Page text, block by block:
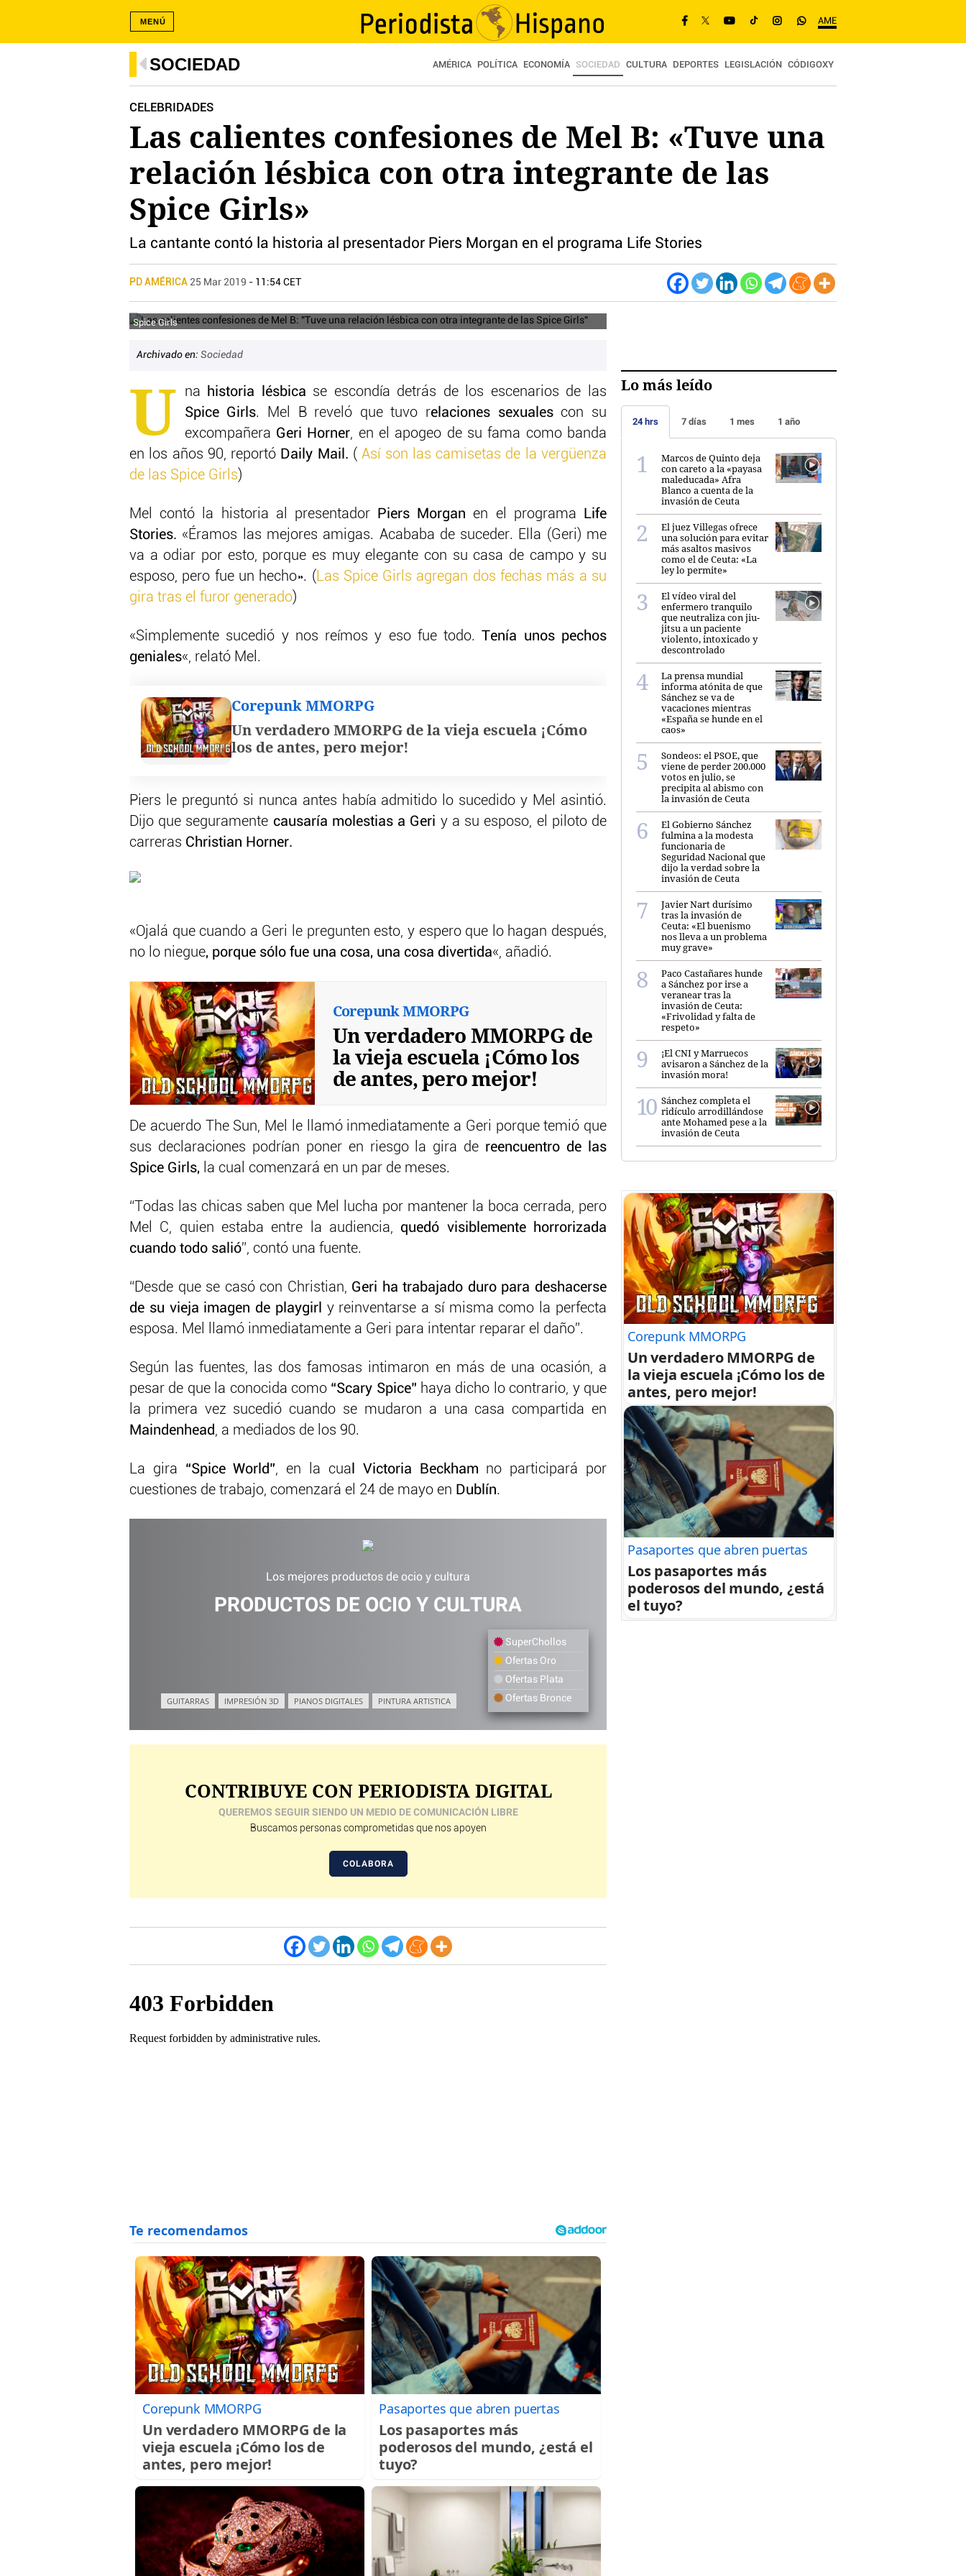
AME
MENÚ
SOCIEDAD AMÉRICA POLÍTICA ECONOMÍA SOCIEDAD CULTURA DEPORTES LEGISLACIÓN CÓDIGOXY
CELEBRIDADES
Las calientes confesiones de Mel B: «Tuve una
relación lésbica con otra integrante de las
Spice Girls»
La cantante contó la historia al presentador Piers Morgan en el programa Life Stories
PD AMÉRICA 25 Mar 2019 - 11:54 CET
Spice Girls
Archivado en: Sociedad
U na historia lésbica se escondía detrás de los escenarios de las
Spice Girls. Mel B reveló que tuvo relaciones sexuales con su
excompañera Geri Horner, en el apogeo de su fama como banda
en los años 90, reportó Daily Mail. (Así son las camisetas de la vergüenza
de las Spice Girls)
Mel contó la historia al presentador Piers Morgan en el programa
Life
Stories. «Éramos las mejores amigas. Acababa de suceder. Ella (Geri) me
va a odiar por esto, porque es muy elegante con su casa de campo y su
esposo, pero fue un hecho». ( Las Spice Girls agregan dos fechas más a su
gira tras el furor generado)
«Simplemente sucedió y nos reímos y eso fue todo. Tenía unos pechos
geniales«, relató Mel.
Corepunk MMORPG
Un verdadero MMORPG de la vieja escuela ¡Cómo
los de antes, pero mejor!
Piers le preguntó si nunca antes había admitido lo sucedido y Mel asintió.
Dijo que seguramente causaría molestias a Geri y a su esposo, el piloto de
carreras Christian Horner.
«Ojalá que cuando a Geri le pregunten esto, y espero que lo hagan después,
no lo niegue, porque sólo fue una cosa, una cosa divertida«, añadió.
Corepunk MMORPG
Un verdadero MMORPG de
la vieja escuela ¡Cómo los
de antes, pero mejor!
De acuerdo The Sun, Mel le llamó inmediatamente a Geri porque temió que
sus declaraciones podrían poner en riesgo la gira de reencuentro de las
Spice Girls, la cual comenzará en un par de meses.
“Todas las chicas saben que Mel lucha por mantener la boca cerrada, pero
Mel C, quien estaba entre la audiencia, quedó visiblemente horrorizada
cuando todo salió”, contó una fuente.
“Desde que se casó con Christian, Geri ha trabajado duro para deshacerse
de su vieja imagen de playgirl y reinventarse a sí misma como la perfecta
esposa. Mel llamó inmediatamente a Geri para intentar reparar el daño”.
Según las fuentes, las dos famosas intimaron en más de una ocasión, a
pesar de que la conocida como “Scary Spice” haya dicho lo contrario, y que
la primera vez sucedió cuando se mudaron a una casa compartida en
Maindenhead, a mediados de los 90.
La gira “Spice World”, en la cua l Victoria Beckham no participará por
cuestiones de trabajo, comenzará el 24 de mayo en Dublín.
Los mejores productos de ocio y cultura
PRODUCTOS DE OCIO Y CULTURA
GUITARRAS IMPRESIÓN 3D PIANOS DIGITALES PINTURA ARTISTICA
SuperChollos
Ofertas Oro
Ofertas Plata
Ofertas Bronce
CONTRIBUYE CON PERIODISTA DIGITAL
QUEREMOS SEGUIR SIENDO UN MEDIO DE COMUNICACIÓN LIBRE
Buscamos personas comprometidas que nos apoyen
COLABORA
Corepunk MMORPG
Un verdadero MMORPG de la
vieja escuela ¡Cómo los de
antes, pero mejor!
Pasaportes que abren puertas
Los pasaportes más
poderosos del mundo, ¿está el
tuyo?
Lo más leído
24 hrs 7 días 1 mes 1 año
Marcos de Quinto deja
con careto a la «payasa
maleducada» Afra
Blanco a cuenta de la
invasión de Ceuta
El juez Villegas ofrece
una solución para evitar
más asaltos masivos
como el de Ceuta: «La
ley lo permite»
El vídeo viral del
enfermero tranquilo
que neutraliza con jiu-
jitsu a un paciente
violento, intoxicado y
descontrolado
La prensa mundial
informa atónita de que
Sánchez se va de
vacaciones mientras
«España se hunde en el
caos»
Sondeos: el PSOE, que
viene de perder 200.000
votos en julio, se
precipita al abismo con
la invasión de Ceuta
El Gobierno Sánchez
fulmina a la modesta
funcionaria de
Seguridad Nacional que
dijo la verdad sobre la
invasión de Ceuta
Javier Nart durísimo
tras la invasión de
Ceuta: «El buenismo
nos lleva a un problema
muy grave»
Paco Castañares hunde
a Sánchez por irse a
veranear tras la
invasión de Ceuta:
«Frivolidad y falta de
respeto»
¡El CNI y Marruecos
avisaron a Sánchez de la
invasión mora!
Sánchez completa el
ridículo arrodillándose
ante Mohamed pese a la
invasión de Ceuta
Corepunk MMORPG
Un verdadero MMORPG de
la vieja escuela ¡Cómo los de
antes, pero mejor!
Pasaportes que abren puertas
Los pasaportes más
poderosos del mundo, ¿está
el tuyo?